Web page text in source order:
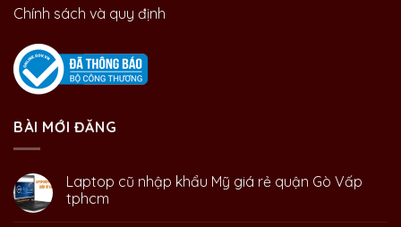
Chính sách và quy định
BÀI MỚI ĐĂNG
Laptop cũ nhập khẩu Mỹ giá rẻ quận Gò Vấp
tphcm